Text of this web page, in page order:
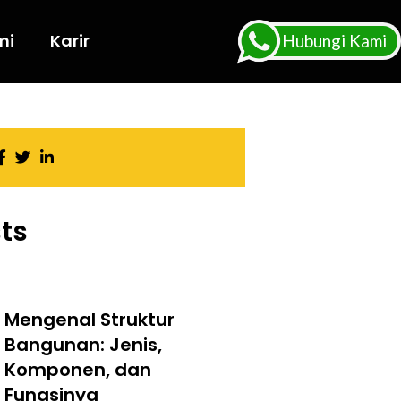
Karir Hubungi Kami
Mengenal Struktur
Bangunan: Jenis,
Komponen, dan
Fungsinya